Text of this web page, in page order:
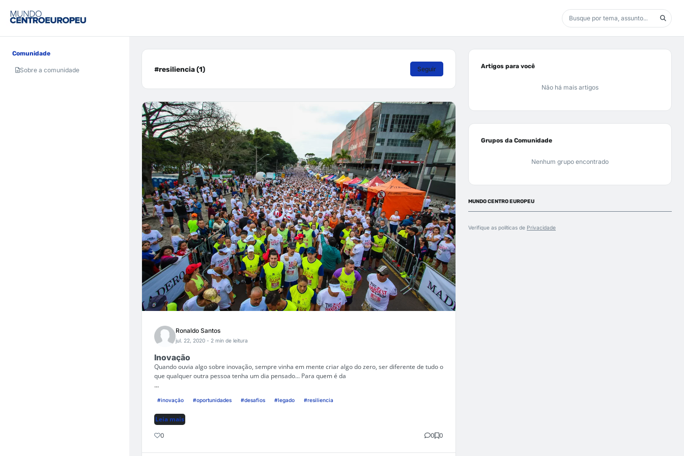
Comunidade
Sobre a comunidade #resiliencia (1) Seguir
Ronaldo Santos
jul. 22, 2020 - 2 min de leitura
Inovação
Quando ouvia algo sobre inovação, sempre vinha em mente criar algo do zero, ser diferente de tudo o
que qualquer outra pessoa tenha um dia pensado... Para quem é da
...
#inovação #oportunidades #desafios #legado #resiliencia
Leia mais
0 0 0
Artigos para você
Não há mais artigos
Grupos da Comunidade
Nenhum grupo encontrado
MUNDO CENTRO EUROPEU
Verifique as políticas de Privacidade